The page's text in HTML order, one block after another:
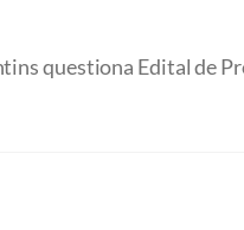
questiona Edital de